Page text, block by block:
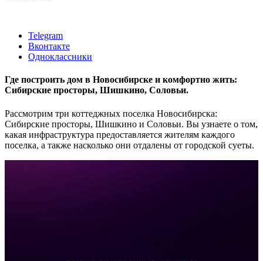
Telegram
Вконтакте
Одноклассники
Где построить дом в Новосибирске и комфортно жить:
Сибирские просторы, Шишкино, Соловьи.
Рассмотрим три коттеджных поселка Новосибирска:
Сибирские просторы, Шишкино и Соловьи. Вы узнаете о том,
какая инфраструктура предоставляется жителям каждого
поселка, а также насколько они отдалены от городской суеты.